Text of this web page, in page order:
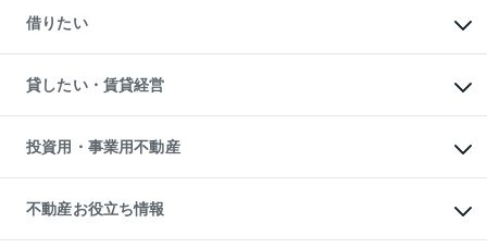
中古一戸建ての購入
不動産購入の流れ
注目キーワード物件特集
購入ガイド
English 繁体中文簡体中文
一戸建ての売却・査定
土地の売却・査定
スピードAI査定
不動産査定について
不動産売却の流れ
不動産買換えの流れ
売却ガイド
借りたい
オフィス・店舗の賃貸
借りるときの流れ
借りるガイド
貸したい・賃貸経営
マンション賃料データ
賃貸管理プラン
リロケーションについて
貸すガイド
投資用・事業用不動産
事業用不動産
マンション投資
投資用マンション
不動産お役立ち情報